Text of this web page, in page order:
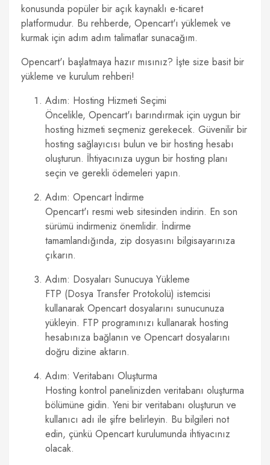
konusunda popüler bir açık kaynaklı e-ticaret
platformudur. Bu rehberde, Opencart'ı yüklemek ve
kurmak için adım adım talimatlar sunacağım.
Opencart'ı başlatmaya hazır mısınız? İşte size basit bir
yükleme ve kurulum rehberi!
Adım: Hosting Hizmeti Seçimi
Öncelikle, Opencart'ı barındırmak için uygun bir
hosting hizmeti seçmeniz gerekecek. Güvenilir bir
hosting sağlayıcısı bulun ve bir hosting hesabı
oluşturun. İhtiyacınıza uygun bir hosting planı
seçin ve gerekli ödemeleri yapın.
Adım: Opencart İndirme
Opencart'ı resmi web sitesinden indirin. En son
sürümü indirmeniz önemlidir. İndirme
tamamlandığında, zip dosyasını bilgisayarınıza
çıkarın.
Adım: Dosyaları Sunucuya Yükleme
FTP (Dosya Transfer Protokolü) istemcisi
kullanarak Opencart dosyalarını sunucunuza
yükleyin. FTP programınızı kullanarak hosting
hesabınıza bağlanın ve Opencart dosyalarını
doğru dizine aktarın.
Adım: Veritabanı Oluşturma
Hosting kontrol panelinizden veritabanı oluşturma
bölümüne gidin. Yeni bir veritabanı oluşturun ve
kullanıcı adı ile şifre belirleyin. Bu bilgileri not
edin, çünkü Opencart kurulumunda ihtiyacınız
olacak.